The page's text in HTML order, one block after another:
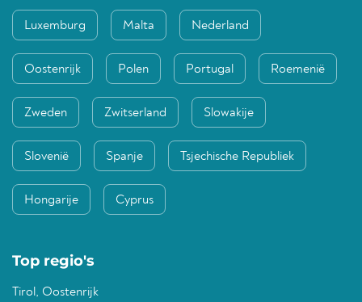
Luxemburg Malta Nederland
Oostenrijk Polen Portugal Roemenië
Zweden Zwitserland Slowakije
Slovenië Spanje Tsjechische Republiek
Hongarije Cyprus
Top regio's
Tirol, Oostenrijk